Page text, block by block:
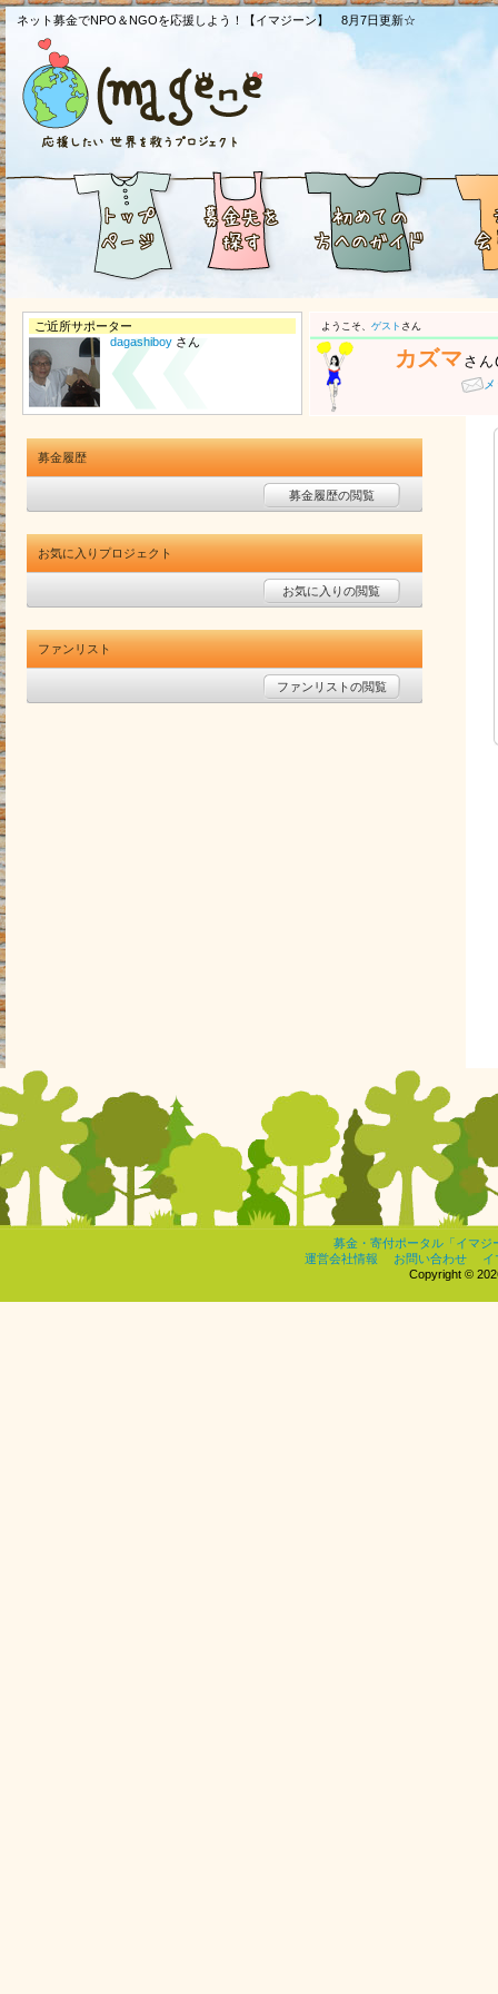
ネット募金でNPO＆NGOを応援しよう！【イマジーン】 8月7日更新☆
ご近所サポーター
dagashiboy さん
ようこそ、 ゲスト さん
カズマ さん
募金履歴
募金履歴の閲覧
お気に入りプロジェクト
お気に入りの閲覧
ファンリスト
ファンリストの閲覧
募金・寄付ポータル「イマジ
運営会社情報
お問い合わせ
イ
Copyright ©